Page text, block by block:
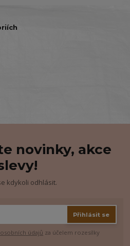
novinky, akce
kdykoli odhlásit.
Přihlásit se
údajů za účelem rozesílky